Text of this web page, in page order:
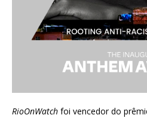
RioOnWatch foi vencedor do